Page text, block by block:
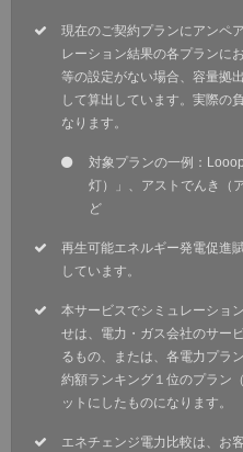
現在のご契約プランにアンペ
レーション結果の各プランに
等の設定がない場合、容量拠
して算出しています。実際の
なります。
対象プランの一例：
灯）」、アストでんき（
ど
再生可能エネルギー発電促進
しています。
本サービスでシミュレーショ
せは、電力・ガス会社のサー
るもの、または、各電力プラ
約額ランキング１位のプラン
ットにしたものになります。
エネチェンジ電力比較は、お